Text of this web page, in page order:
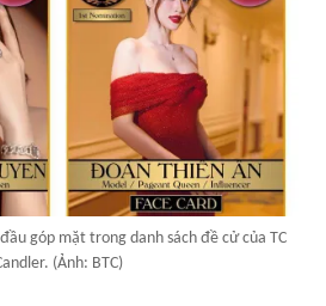
góp mặt trong danh sách đề cử của TC
(Ảnh: BTC)